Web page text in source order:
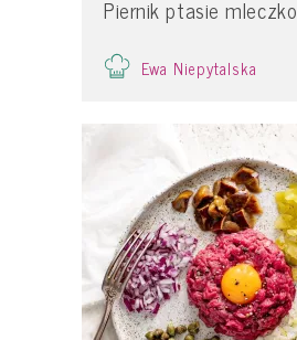
Piernik ptasie mleczko
Ewa Niepytalska